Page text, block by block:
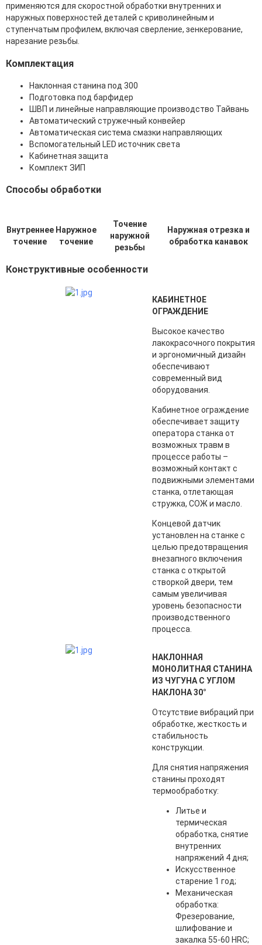
применяются для скоростной обработки внутренних и
наружных поверхностей деталей с криволинейным и
ступенчатым профилем, включая сверление, зенкерование,
нарезание резьбы.
Комплектация
Наклонная станина под 300
Подготовка под барфидер
ШВП и линейные направляющие производство Тайвань
Автоматический стружечный конвейер
Автоматическая система смазки направляющих
Вспомогательный LED источник света
Кабинетная защита
Комплект ЗИП
Способы обработки
Внутреннее
точение
Наружное
точение
Точение
наружной
резьбы
Наружная отрезка и
обработка канавок
Конструктивные особенности
КАБИНЕТНОЕ
ОГРАЖДЕНИЕ
Высокое качество
лакокрасочного покрытия
и эргономичный дизайн
обеспечивают
современный вид
оборудования.
Кабинетное ограждение
обеспечивает защиту
оператора станка от
возможных травм в
процессе работы –
возможный контакт с
подвижными элементами
станка, отлетающая
стружка, СОЖ и масло.
Концевой датчик
установлен на станке с
целью предотвращения
внезапного включения
станка с открытой
створкой двери, тем
самым увеличивая
уровень безопасности
производственного
процесса.
НАКЛОННАЯ
МОНОЛИТНАЯ СТАНИНА
ИЗ ЧУГУНА С УГЛОМ
НАКЛОНА 30°
Отсутствие вибраций при
обработке, жесткость и
стабильность
конструкции.
Для снятия напряжения
станины проходят
термообработку:
Литье и
термическая
обработка, снятие
внутренних
напряжений 4 дня;
Искусственное
старение 1 год;
Механическая
обработка:
Фрезерование,
шлифование и
закалка 55-60 HRC;